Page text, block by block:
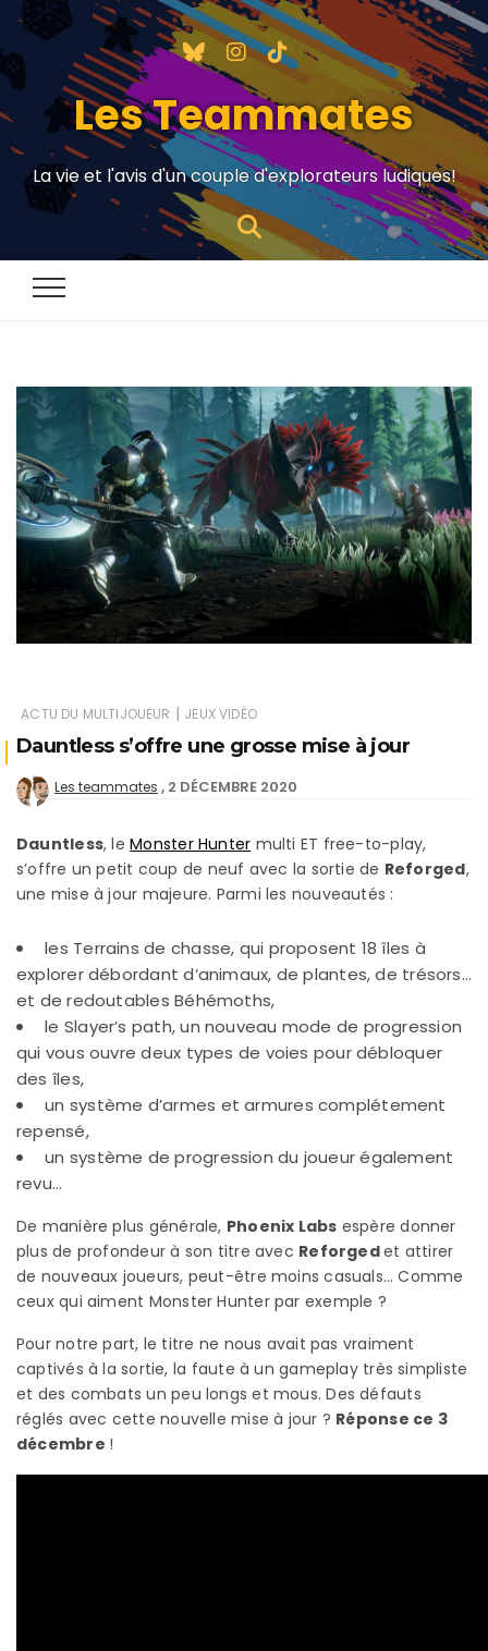
Les Teammates
La vie et l'avis d'un couple d'explorateurs ludiques!
ACTU DU MULTIJOUEUR | JEUX VIDÉO
Dauntless s’offre une grosse mise à jour
Les teammates 2 DÉCEMBRE 2020
Dauntless, leMonster Hunter multi ET free-to-play,
s’offre un petit coup de neuf avec la sortie de Reforged,
une mise à jour majeure. Parmi les nouveautés :
les Terrains de chasse, qui proposent 18 îles à
explorer débordant d’animaux, de plantes, de trésors…
et de redoutables Béhémoths,
le Slayer’s path, un nouveau mode de progression
qui vous ouvre deux types de voies pour débloquer
des îles,
un système d’armes et armures complétement
repensé,
un système de progression du joueur également
revu…
De manière plus générale, Phoenix Labs espère donner
plus de profondeur à son titre avec Reforgedet attirer
de nouveaux joueurs, peut-être moins casuals… Comme
ceux qui aiment Monster Hunter par exemple ?
Pour notre part, le titre ne nous avait pas vraiment
captivés à la sortie, la faute à un gameplay très simpliste
et des combats un peu longs et mous. Des défauts
réglés avec cette nouvelle mise à jour ? Réponse ce 3
décembre !